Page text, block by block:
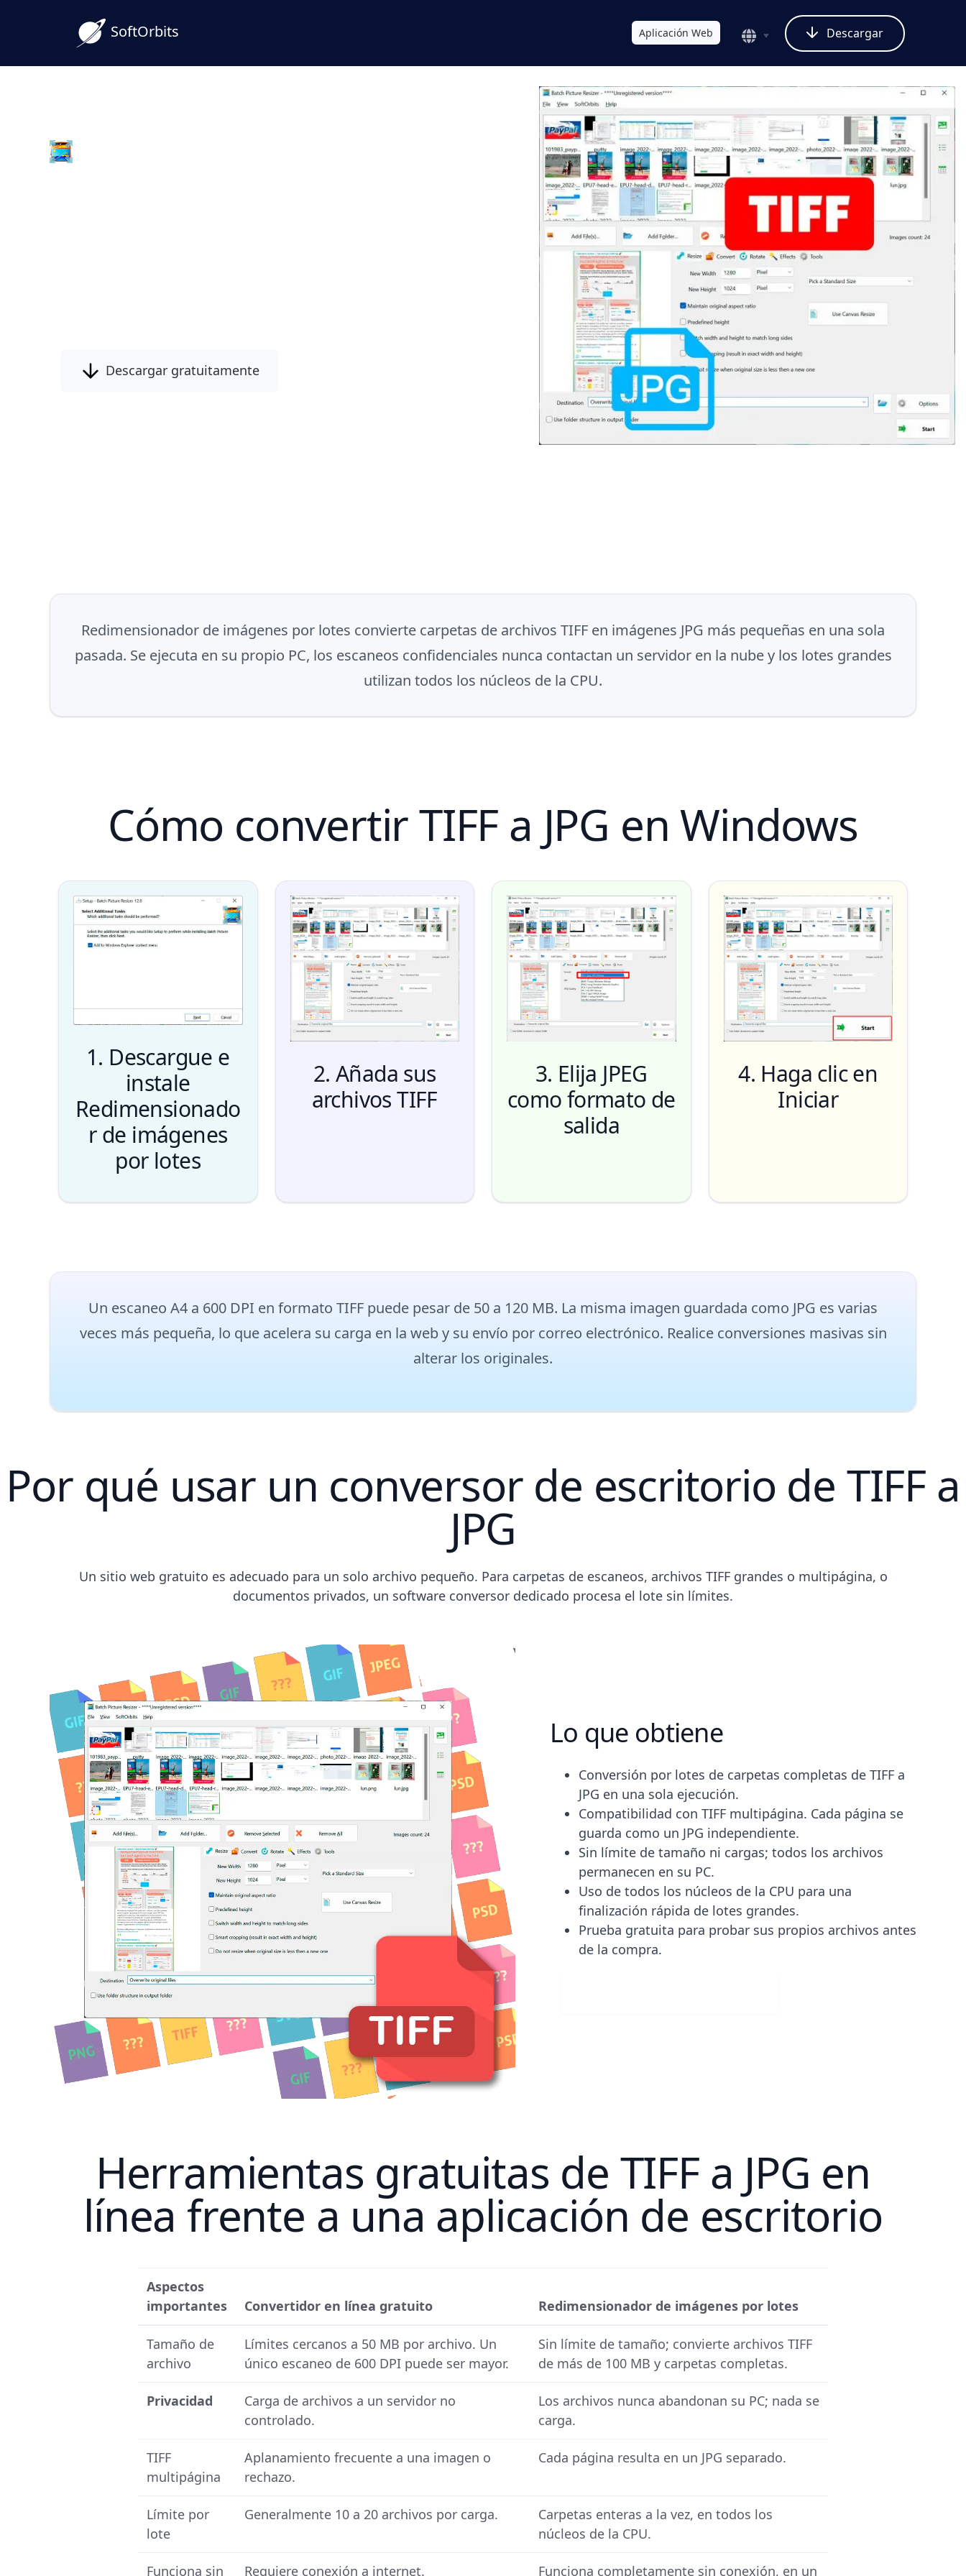
SoftOrbits Descargar
Aplicación Web
Descargar gratuitamente
Redimensionador de imágenes por lotes convierte carpetas de archivos TIFF en imágenes JPG más pequeñas en una sola
pasada. Se ejecuta en su propio PC, los escaneos confidenciales nunca contactan un servidor en la nube y los lotes grandes
utilizan todos los núcleos de la CPU.
Cómo convertir TIFF a JPG en Windows
1. Descargue e
instale
Redimensionado
r de imágenes
por lotes
2. Añada sus
archivos TIFF
Añadir archivos
3. Elija JPEG
como formato de
salida
Formato de
salida
4. Haga clic en
Iniciar
Un escaneo A4 a 600 DPI en formato TIFF puede pesar de 50 a 120 MB. La misma imagen guardada como JPG es varias
veces más pequeña, lo que acelera su carga en la web y su envío por correo electrónico. Realice conversiones masivas sin
alterar los originales.
Por qué usar un conversor de escritorio de TIFF a
JPG
Un sitio web gratuito es adecuado para un solo archivo pequeño. Para carpetas de escaneos, archivos TIFF grandes o multipágina, o
documentos privados, un software conversor dedicado procesa el lote sin límites.
Lo que obtiene
Conversión por lotes de carpetas completas de TIFF a
JPG en una sola ejecución.
Compatibilidad con TIFF multipágina. Cada página se
guarda como un JPG independiente.
Sin límite de tamaño ni cargas; todos los archivos
permanecen en su PC.
Uso de todos los núcleos de la CPU para una
finalización rápida de lotes grandes.
Prueba gratuita para probar sus propios archivos antes
de la compra.
Herramientas gratuitas de TIFF a JPG en
línea frente a una aplicación de escritorio
Aspectos
importantes
Convertidor en línea gratuito Redimensionador de imágenes por lotes
Tamaño de
archivo
Límites cercanos a 50 MB por archivo. Un
único escaneo de 600 DPI puede ser mayor.
Sin límite de tamaño; convierte archivos TIFF
de más de 100 MB y carpetas completas.
Privacidad
Carga de archivos a un servidor no
controlado.
Los archivos nunca abandonan su PC; nada se
carga.
TIFF
multipágina
Aplanamiento frecuente a una imagen o
rechazo.
Cada página resulta en un JPG separado.
Límite por
lote
Generalmente 10 a 20 archivos por carga.
Carpetas enteras a la vez, en todos los
núcleos de la CPU.
Funciona sin Requiere conexión a internet. Funciona completamente sin conexión, en un